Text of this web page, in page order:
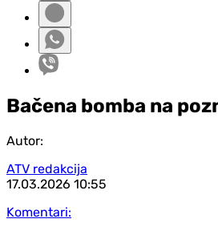
Bačena bomba na
Autor:
ATV redakcija
17.03.2026 10:55
Komentari: